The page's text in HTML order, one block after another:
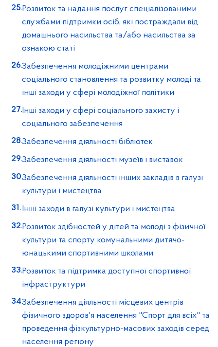
Розвиток та надання послуг спеціалізованими
службами підтримки осіб, які постраждали від
домашнього насильства та/або насильства за
ознакою статі
Забезпечення молодіжними центрами
соціального становлення та розвитку молоді та
інші заходи у сфері молодіжної політики
Інші заходи у сфері соціального захисту і
соціального забезпечення
Забезпечення діяльності бібліотек
Забезпечення діяльності музеїв і виставок
Забезпечення діяльності інших закладів в галузі
культури і мистецтва
Інші заходи в галузі культури і мистецтва
Розвиток здібностей у дітей та молоді з фізичної
культури та спорту комунальними дитячо-
юнацькими спортивними школами
Розвиток та підтримка доступної спортивної
інфраструктури
Забезпечення діяльності місцевих центрів
фізичного здоров'я населення "Спорт для всіх" та
проведення фізкультурно-масових заходів серед
населення регіону